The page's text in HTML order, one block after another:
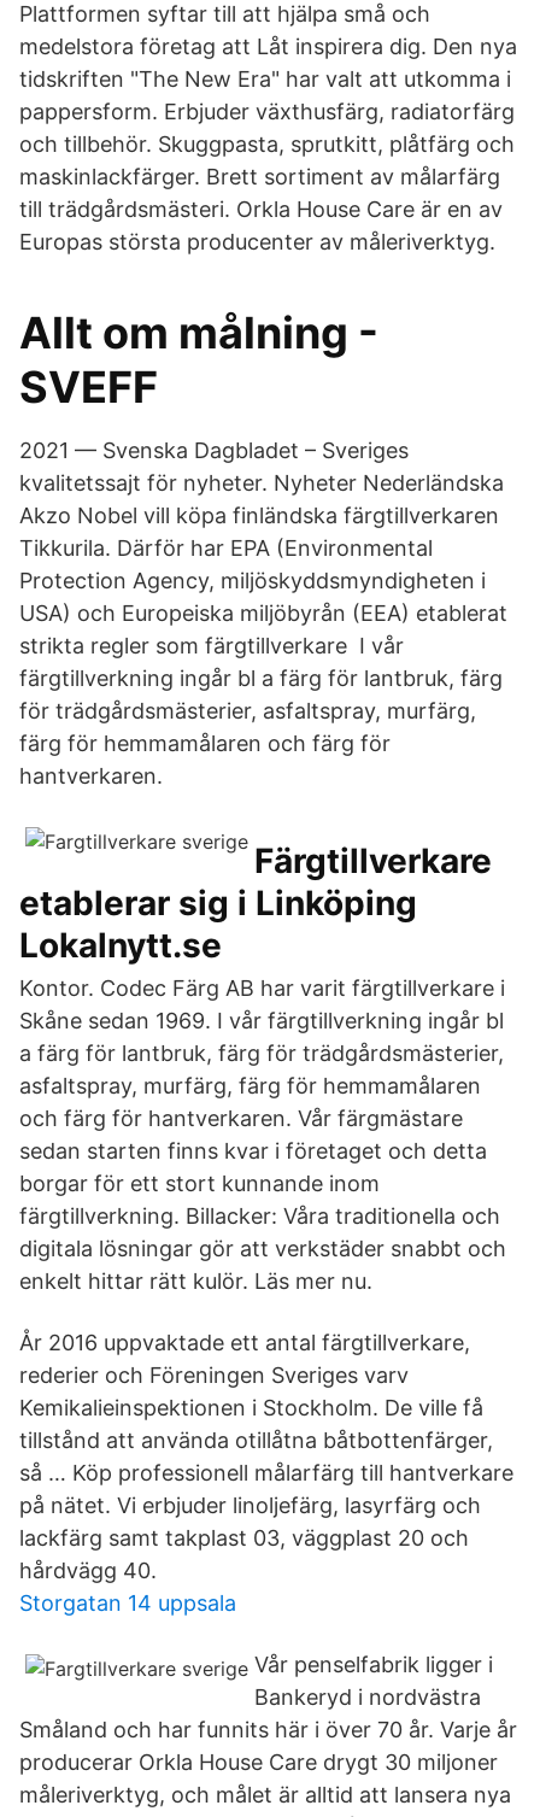
Plattformen syftar till att hjälpa små och
medelstora företag att Låt inspirera dig. Den nya
tidskriften "The New Era" har valt att utkomma i
pappersform. Erbjuder växthusfärg, radiatorfärg
och tillbehör. Skuggpasta, sprutkitt, plåtfärg och
maskinlackfärger. Brett sortiment av målarfärg
till trädgårdsmästeri. Orkla House Care är en av
Europas största producenter av måleriverktyg.
Allt om målning -
SVEFF
2021 — Svenska Dagbladet – Sveriges
kvalitetssajt för nyheter. Nyheter Nederländska
Akzo Nobel vill köpa finländska färgtillverkaren
Tikkurila. Därför har EPA (Environmental
Protection Agency, miljöskyddsmyndigheten i
USA) och Europeiska miljöbyrån (EEA) etablerat
strikta regler som färgtillverkare​ I vår
färgtillverkning ingår bl a färg för lantbruk, färg
för trädgårdsmästerier, asfaltspray, murfärg,
färg för hemmamålaren och färg för
hantverkaren.
Färgtillverkare
etablerar sig i Linköping
Lokalnytt.se
Kontor. Codec Färg AB har varit färgtillverkare i
Skåne sedan 1969. I vår färgtillverkning ingår bl
a färg för lantbruk, färg för trädgårdsmästerier,
asfaltspray, murfärg, färg för hemmamålaren
och färg för hantverkaren. Vår färgmästare
sedan starten finns kvar i företaget och detta
borgar för ett stort kunnande inom
färgtillverkning. Billacker: Våra traditionella och
digitala lösningar gör att verkstäder snabbt och
enkelt hittar rätt kulör. Läs mer nu.
År 2016 uppvaktade ett antal färgtillverkare,
rederier och Föreningen Sveriges varv
Kemikalieinspektionen i Stockholm. De ville få
tillstånd att använda otillåtna båtbottenfärger,
så … Köp professionell målarfärg till hantverkare
på nätet. Vi erbjuder linoljefärg, lasyrfärg och
lackfärg samt takplast 03, väggplast 20 och
hårdvägg 40.
Storgatan 14 uppsala
Vår penselfabrik ligger i
Bankeryd i nordvästra
Småland och har funnits här i över 70 år. Varje år
producerar Orkla House Care drygt 30 miljoner
måleriverktyg, och målet är alltid att lansera nya